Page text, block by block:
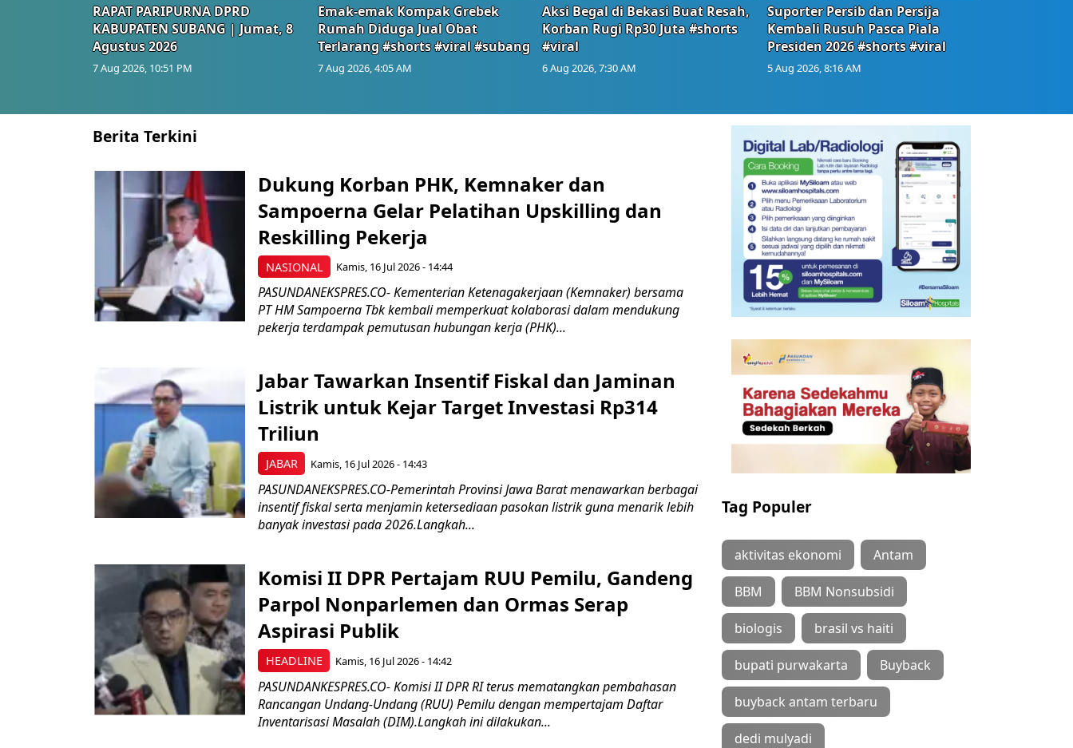
RAPAT PARIPURNA DPRD
KABUPATEN SUBANG | Jumat, 8
Agustus 2026
7 Aug 2026, 10:51 PM
Emak-emak Kompak Grebek
Rumah Diduga Jual Obat
Terlarang #shorts #viral #subang
7 Aug 2026, 4:05 AM
Aksi Begal di Bekasi Buat Resah,
Korban Rugi Rp30 Juta #shorts
#viral
6 Aug 2026, 7:30 AM
Suporter Persib dan Persija
Kembali Rusuh Pasca Piala
Presiden 2026 #shorts #viral
5 Aug 2026, 8:16 AM
Berita Terkini
NASIONAL
Dukung Korban PHK, Kemnaker dan
Sampoerna Gelar Pelatihan Upskilling dan
Reskilling Pekerja
Kamis, 16 Jul 2026 - 14:44
PASUNDANEKSPRES.CO- Kementerian Ketenagakerjaan (Kemnaker) bersama
PT HM Sampoerna Tbk kembali memperkuat kolaborasi dalam mendukung
pekerja terdampak pemutusan hubungan kerja (PHK)...
JABAR
Jabar Tawarkan Insentif Fiskal dan Jaminan
Listrik untuk Kejar Target Investasi Rp314
Triliun
Kamis, 16 Jul 2026 - 14:43
PASUNDANEKSPRES.CO-Pemerintah Provinsi Jawa Barat menawarkan berbagai
insentif fiskal serta menjamin ketersediaan pasokan listrik guna menarik lebih
banyak investasi pada 2026.Langkah...
HEADLINE
Komisi II DPR Pertajam RUU Pemilu, Gandeng
Parpol Nonparlemen dan Ormas Serap
Aspirasi Publik
Kamis, 16 Jul 2026 - 14:42
PASUNDANKESPRES.CO- Komisi II DPR RI terus mematangkan pembahasan
Rancangan Undang-Undang (RUU) Pemilu dengan mempertajam Daftar
Inventarisasi Masalah (DIM).Langkah ini dilakukan...
Tag Populer
aktivitas ekonomi Antam
BBM BBM Nonsubsidi
biologis brasil vs haiti
bupati purwakarta Buyback
buyback antam terbaru
dedi mulyadi